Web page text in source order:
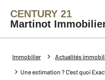
CENTURY 21
Martinot
Immobilier Actualités
Une estimation ? C'est quoi